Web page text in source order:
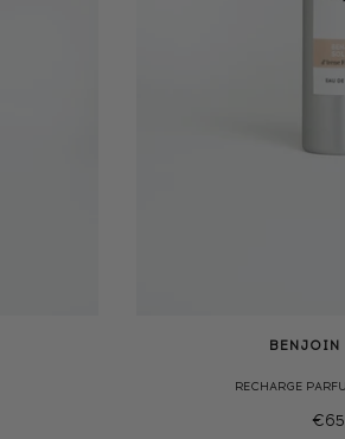
BENJOIN
RECHARGE